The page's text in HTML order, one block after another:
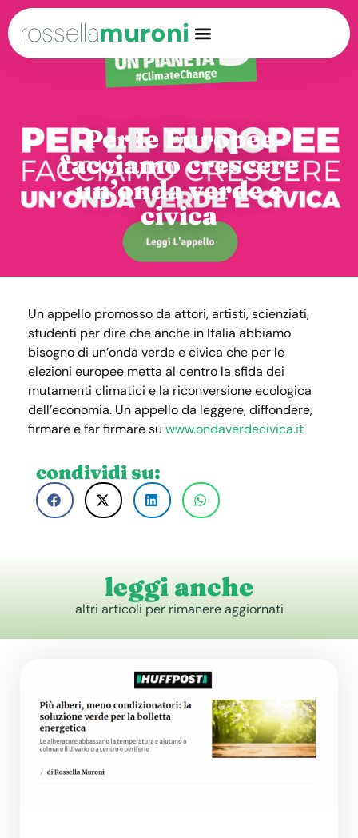
rossellamuroni
Per le Europee
facciamo crescere
un’onda verde e
civica
condividi su:
Un appello promosso da attori, artisti, scienziati,
studenti per dire che anche in Italia abbiamo
bisogno di un’onda verde e civica che per le
elezioni europee metta al centro la sfida dei
mutamenti climatici e la riconversione ecologica
dell’economia. Un appello da leggere, diffondere,
firmare e far firmare su www.ondaverdecivica.it
leggi anche
altri articoli per rimanere aggiornati